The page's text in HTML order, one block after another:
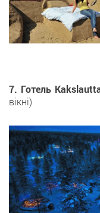
7. Готель
вікні)